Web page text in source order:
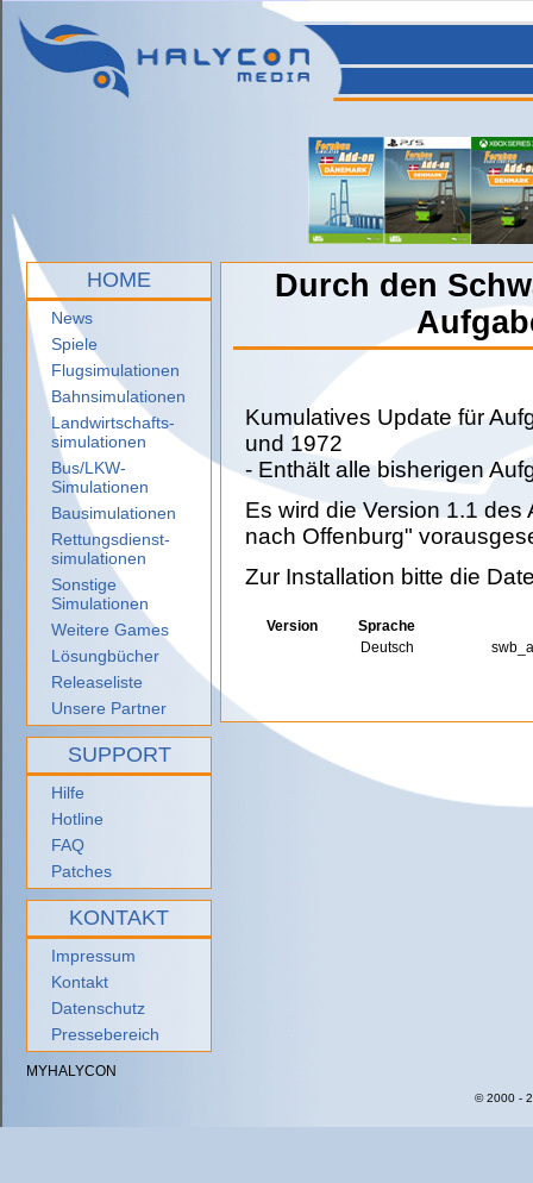
HOME
News
Spiele
Flugsimulationen
Bahnsimulationen
Landwirtschafts-
simulationen
Bus/LKW-
Simulationen
Bausimulationen
Rettungsdienst-
simulationen
Sonstige
Simulationen
Weitere Games
Lösungbücher
Releaseliste
Unsere Partner
SUPPORT
Hilfe
Hotline
FAQ
Patches
KONTAKT
Impressum
Kontakt
Datenschutz
Pressebereich
MYHALYCON
Durch den
Kumulatives Update für
und 1972
- Enthält alle bisherigen
Es wird die Version 1.1
nach Offenburg"
Zur Installation bitte die
Version
Sprache
Deutsch
© 2000 -